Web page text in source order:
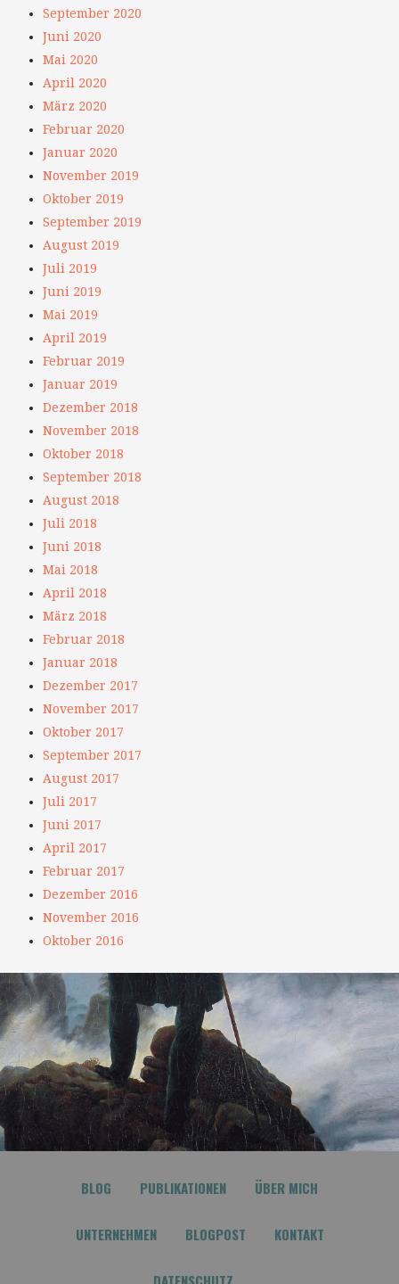
September 2020
Juni 2020
Mai 2020
April 2020
März 2020
Februar 2020
Januar 2020
November 2019
Oktober 2019
September 2019
August 2019
Juli 2019
Juni 2019
Mai 2019
April 2019
Februar 2019
Januar 2019
Dezember 2018
November 2018
Oktober 2018
September 2018
August 2018
Juli 2018
Juni 2018
Mai 2018
April 2018
März 2018
Februar 2018
Januar 2018
Dezember 2017
November 2017
Oktober 2017
September 2017
August 2017
Juli 2017
Juni 2017
April 2017
Februar 2017
Dezember 2016
November 2016
Oktober 2016
BLOG PUBLIKATIONEN ÜBER MICH
UNTERNEHMEN BLOGPOST KONTAKT